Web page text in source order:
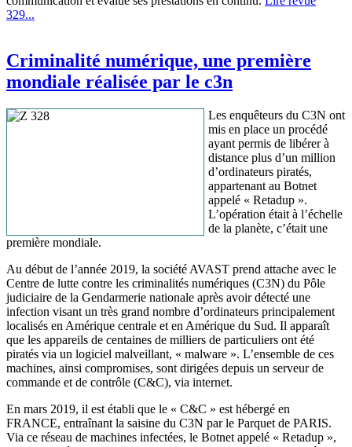
329...
Criminalité numérique, une première
mondiale réalisée par le c3n
Les enquêteurs du C3N ont
mis en place un procédé
ayant permis de libérer à
distance plus d’un million
d’ordinateurs piratés,
appartenant au Botnet
appelé « Retadup ».
L’opération était à l’échelle
de la planète, c’était une
première mondiale.
Au début de l’année 2019, la société AVAST prend attache avec le
Centre de lutte contre les criminalités numériques (C3N) du Pôle
judiciaire de la Gendarmerie nationale après avoir détecté une
infection visant un très grand nombre d’ordinateurs principalement
localisés en Amérique centrale et en Amérique du Sud. Il apparaît
que les appareils de centaines de milliers de particuliers ont été
piratés via un logiciel malveillant, « malware ». L’ensemble de ces
machines, ainsi compromises, sont dirigées depuis un serveur de
commande et de contrôle (C&C), via internet.
En mars 2019, il est établi que le « C&C » est hébergé en
FRANCE, entraînant la saisine du C3N par le Parquet de PARIS.
Via ce réseau de machines infectées, le Botnet appelé « Retadup »,